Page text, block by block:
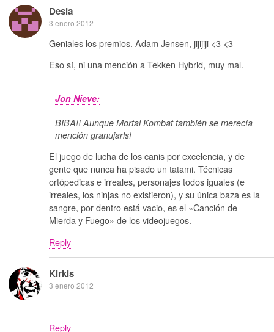
Desia
3 enero 2012
Geniales los premios. Adam Jensen, jijijiji <3 <3
Eso sí, ni una mención a Tekken Hybrid, muy mal.
Jon Nieve:
BIBA!! Aunque Mortal Kombat también se merecía
mención granujarls!
El juego de lucha de los canis por excelencia, y de
gente que nunca ha pisado un tatami. Técnicas
ortópedicas e irreales, personajes todos iguales (e
irreales, los ninjas no existieron), y su única baza es la
sangre, por dentro está vacio, es el «Canción de
Mierda y Fuego» de los videojuegos.
Reply
Kirkis
3 enero 2012
Reply